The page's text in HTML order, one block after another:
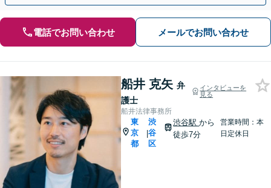
電話でお問い合わせ メールでお問い合わせ
船井 克矢 弁
護士
インタビューを
見る
船井法律事務所
東
京
都
|
渋
谷
区
渋谷駅から
徒歩7分
営業時間：本
日定休日